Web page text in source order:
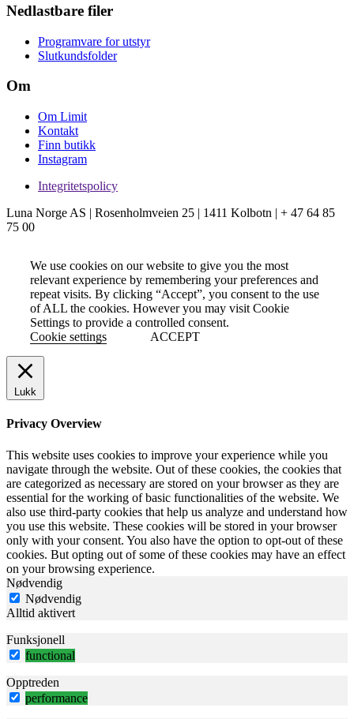
Nedlastbare filer
Programvare for utstyr
Slutkundsfolder
Om
Om Limit
Kontakt
Finn butikk
Instagram
Integritetspolicy
Luna Norge AS | Rosenholmveien 25 | 1411 Kolbotn | + 47 64 85
75 00
We use cookies on our website to give you the most
relevant experience by remembering your preferences and
repeat visits. By clicking “Accept”, you consent to the use
of ALL the cookies. However you may visit Cookie
Settings to provide a controlled consent.
Cookie settings
ACCEPT
Lukk
Privacy Overview
This website uses cookies to improve your experience while you
navigate through the website. Out of these cookies, the cookies that
are categorized as necessary are stored on your browser as they are
essential for the working of basic functionalities of the website. We
also use third-party cookies that help us analyze and understand how
you use this website. These cookies will be stored in your browser
only with your consent. You also have the option to opt-out of these
cookies. But opting out of some of these cookies may have an effect
on your browsing experience.
Nødvendig
Nødvendig
Alltid aktivert
Funksjonell
functional
Opptreden
performance